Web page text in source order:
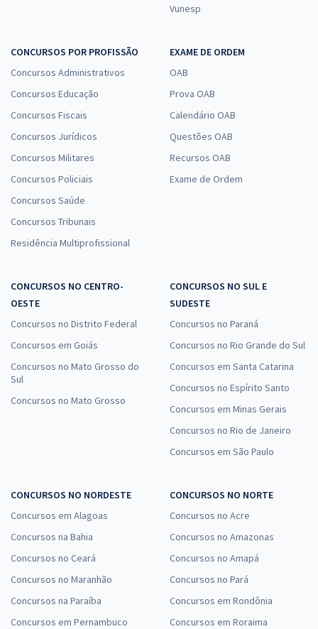
Vunesp
CONCURSOS POR PROFISSÃO
Concursos Administrativos
Concursos Educação
Concursos Fiscais
Concursos Jurídicos
Concursos Militares
Concursos Policiais
Concursos Saúde
Concursos Tribunais
Residência Multiprofissional
EXAME DE ORDEM
OAB
Prova OAB
Calendário OAB
Questões OAB
Recursos OAB
Exame de Ordem
CONCURSOS NO CENTRO-
OESTE
Concursos no Distrito Federal
Concursos em Goiás
Concursos no Mato Grosso do
Sul
Concursos no Mato Grosso
CONCURSOS NO SUL E
SUDESTE
Concursos no Paraná
Concursos no Rio Grande do Sul
Concursos em Santa Catarina
Concursos no Espírito Santo
Concursos em Minas Gerais
Concursos no Rio de Janeiro
Concursos em São Paulo
CONCURSOS NO NORDESTE
Concursos em Alagoas
Concursos na Bahia
Concursos no Ceará
Concursos no Maranhão
Concursos na Paraíba
Concursos em Pernambuco
CONCURSOS NO NORTE
Concursos no Acre
Concursos no Amazonas
Concursos no Amapá
Concursos no Pará
Concursos em Rondônia
Concursos em Roraima